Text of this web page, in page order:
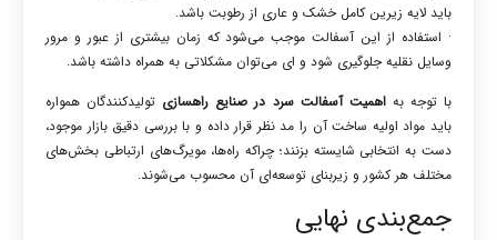
باید لایه زیرین کامل خشک و عاری از رطوبت باشد.
· استفاده از این آسفالت موجب می‌شود که زمان بیشتری از عبور و مرور
وسایل نقلیه جلوگیری شود و ای می‌توان مشکلاتی به همراه داشته باشد.
با توجه به اهمیت آسفالت سرد در صنایع راهسازی تولیدکنندگان همواره
باید مواد اولیه ساخت آن را مد نظر قرار داده و با بررسی دقیق بازار موجود،
دست به انتخابی شایسته بزنند؛ چراکه راه‌ها، مویرگ‌های ارتباطی بخش‌های
مختلف هر کشور و زیربنای توسعه‌ای آن محسوب می‌شوند.
جمع‌بندی نهایی